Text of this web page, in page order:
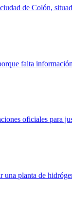
de Colón,
falta
oficiales para
planta de